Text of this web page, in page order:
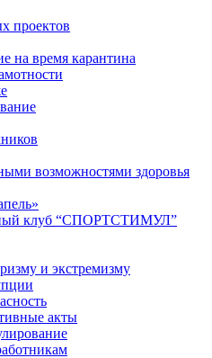
проектов
на время карантина
возможностями здоровья
клуб “СПОРТСТИМУЛ”
и экстремизму
акты